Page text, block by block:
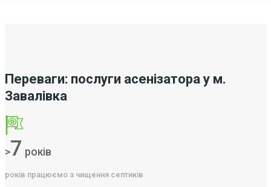
Переваги: послуги асенізатора у м.
Завалівка
>7 років
років працюємо з чищення септиків